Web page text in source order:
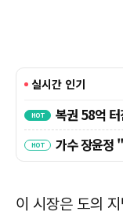
이 시장은 도의